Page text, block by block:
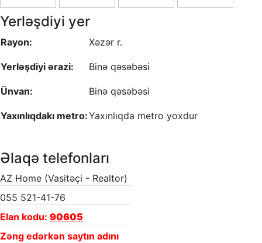
Yerləşdiyi yer
Rayon: Xəzər r.
Yerləşdiyi ərazi: Binə qəsəbəsi
Ünvan: Binə qəsəbəsi
Yaxınlıqdakı metro:Yaxınlıqda metro yoxdur
Əlaqə telefonları
AZ Home (Vasitəçi - Realtor)
055 521-41-76
Elan kodu: 90605
Zəng edərkən saytın adını